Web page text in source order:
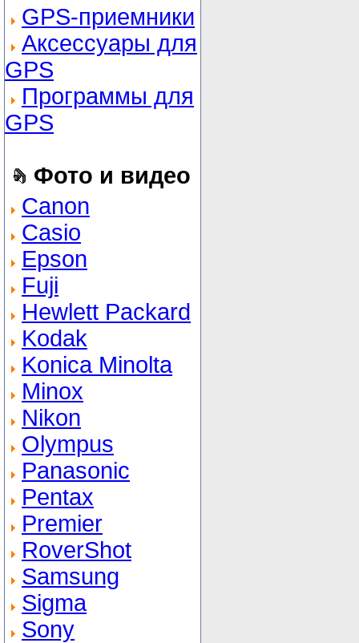
GPS-приемники
Аксессуары для
GPS
Программы для
GPS
Фото и видео
Canon
Casio
Epson
Fuji
Hewlett Packard
Kodak
Konica Minolta
Minox
Nikon
Olympus
Panasonic
Pentax
Premier
RoverShot
Samsung
Sigma
Sony